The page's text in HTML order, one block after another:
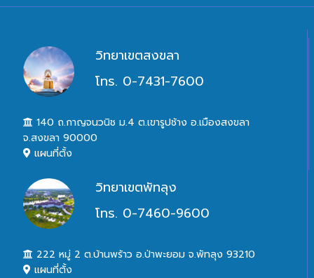
วิทยาเขตสงขลา
โทร. 0-7431-7600
140 ถ.กาญจนวนิช ม.4 ต.เขารูปช้าง อ.เมืองสงขลา
จ.สงขลา 90000
แผนที่ตั้ง
วิทยาเขตพัทลุง
โทร. 0-7460-9600
222 หมู่ 2 ต.บ้านพร้าว อ.ป่าพะยอม จ.พัทลุง 93210
แผนที่ตั้ง